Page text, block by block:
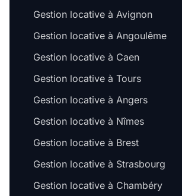
Gestion locative à Avignon
Gestion locative à Angoulême
Gestion locative à Caen
Gestion locative à Tours
Gestion locative à Angers
Gestion locative à Nîmes
Gestion locative à Brest
Gestion locative à Strasbourg
Gestion locative à Chambéry